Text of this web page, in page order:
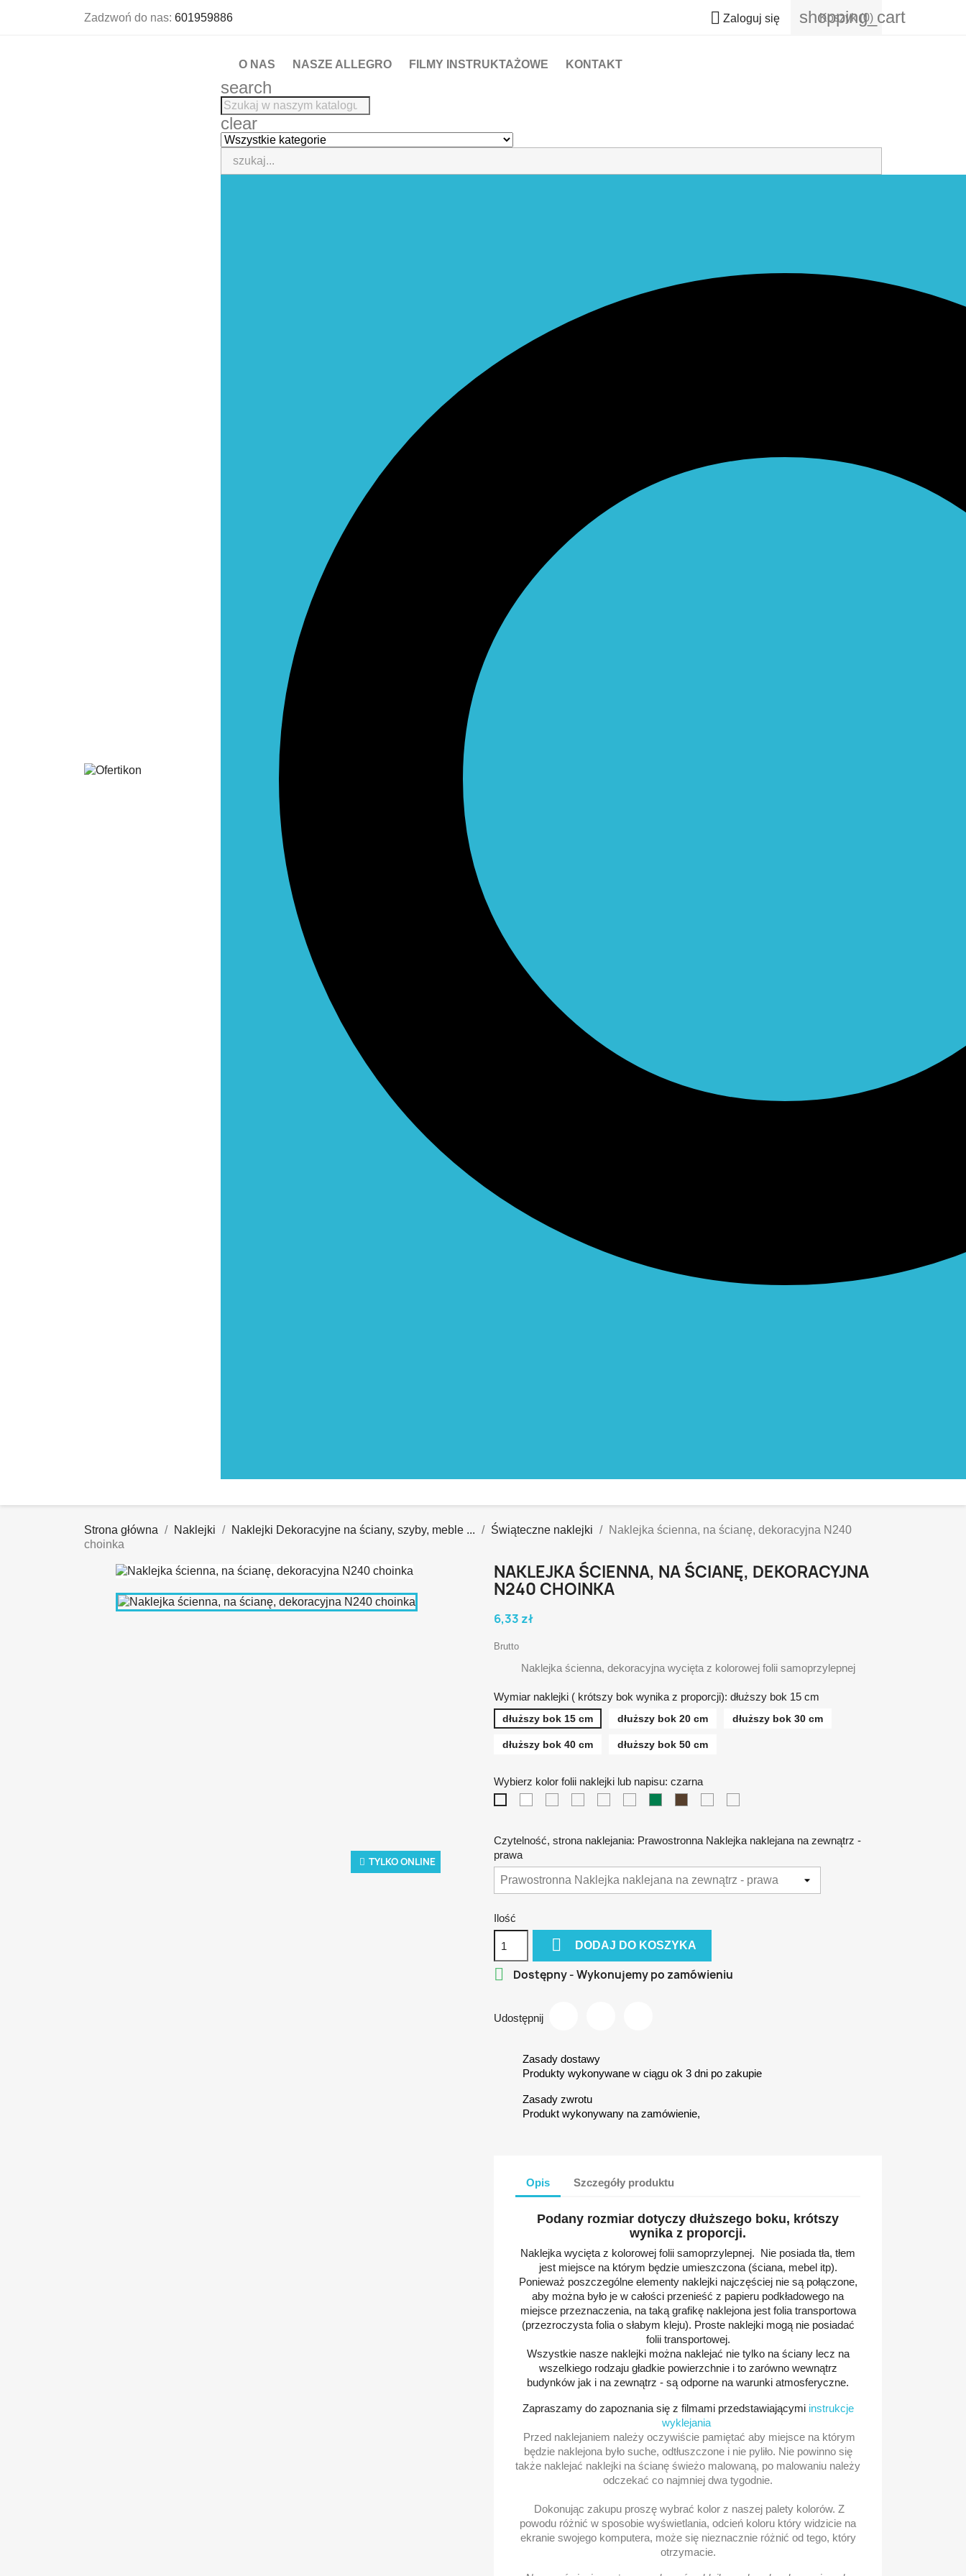
Zadzwoń do nas: 601959886  Zaloguj się shopping_cart
Koszyk (0)
O NAS NASZE ALLEGRO FILMY INSTRUKTAŻOWE KONTAKT
search
clear
Strona główna Naklejki Naklejki Dekoracyjne na ściany, szyby, meble ... Świąteczne naklejki
Naklejka ścienna, na ścianę, dekoracyjna N240
choinka
TYLKO ONLINE
NAKLEJKA ŚCIENNA, NA ŚCIANĘ, DEKORACYJNA
N240 CHOINKA
6,33 zł
Brutto
Naklejka ścienna, dekoracyjna wycięta z kolorowej folii samoprzylepnej
Wymiar naklejki ( krótszy bok wynika z proporcji): dłuższy bok 15 cm
dłuższy bok 15 cm dłuższy bok 20 cm dłuższy bok 30 cm
dłuższy bok 40 cm dłuższy bok 50 cm
Wybierz kolor folii naklejki lub napisu: czarna
Czytelność, strona naklejania: Prawostronna Naklejka naklejana na zewnątrz -
prawa
Ilość
 DODAJ DO KOSZYKA
 Dostępny - Wykonujemy po zamówieniu
Udostępnij
Zasady dostawy
Produkty wykonywane w ciągu ok 3 dni po zakupie
Zasady zwrotu
Produkt wykonywany na zamówienie,
Opis Szczegóły produktu
Podany rozmiar dotyczy dłuższego boku, krótszy
wynika z proporcji.
Naklejka wycięta z kolorowej folii samoprzylepnej. Nie posiada tła, tłem
jest miejsce na którym będzie umieszczona (ściana, mebel itp).
Ponieważ poszczególne elementy naklejki najczęściej nie są połączone,
aby można było je w całości przenieść z papieru podkładowego na
miejsce przeznaczenia, na taką grafikę naklejona jest folia transportowa
(przezroczysta folia o słabym kleju). Proste naklejki mogą nie posiadać
folii transportowej.
Wszystkie nasze naklejki można naklejać nie tylko na ściany lecz na
wszelkiego rodzaju gładkie powierzchnie i to zarówno wewnątrz
budynków jak i na zewnątrz - są odporne na warunki atmosferyczne.
Zapraszamy do zapoznania się z filmami przedstawiającymi instrukcje
wyklejania
Przed naklejaniem należy oczywiście pamiętać aby miejsce na którym
będzie naklejona było suche, odtłuszczone i nie pyliło. Nie powinno się
także naklejać naklejki na ścianę świeżo malowaną, po malowaniu należy
odczekać co najmniej dwa tygodnie.
Dokonując zakupu proszę wybrać kolor z naszej palety kolorów. Z
powodu różnić w sposobie wyświetlania, odcień koloru który widzicie na
ekranie swojego komputera, może się nieznacznie różnić od tego, który
otrzymacie.